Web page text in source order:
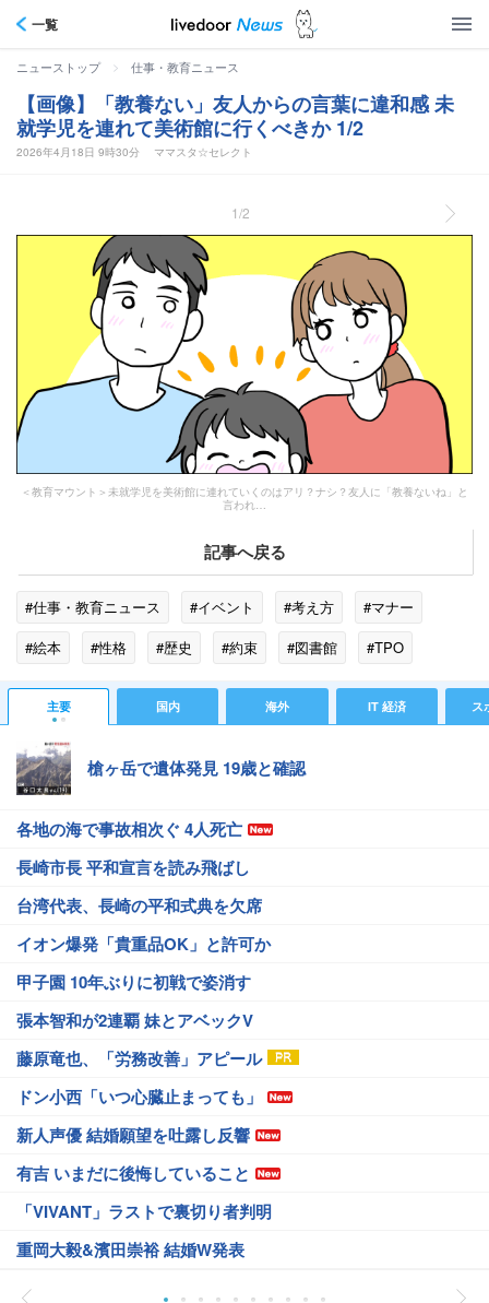
一覧
ニューストップ > 仕事・教育ニュース
【画像】「教養ない」友人からの言葉に違和感 未
就学児を連れて美術館に行くべきか 1/2
2026年4月18日 9時30分 ママスタ☆セレクト
1/2
＜教育マウント＞未就学児を美術館に連れていくのはアリ？ナシ？友人に「教養ないね」と
言われ…
記事へ戻る
#仕事・教育ニュース #イベント #考え方
#マナー
#絵本
#性格 #歴史 #約束 #図書館
#TPO
#絵画
#水族館 #動物園
主要 国内 海外 IT 経済 ス
槍ヶ岳で遺体発見 19歳と確認
各地の海で事故相次ぐ 4人死亡
長崎市長 平和宣言を読み飛ばし
台湾代表、長崎の平和式典を欠席
イオン爆発「貴重品OK」と許可か
甲子園 10年ぶりに初戦で姿消す
張本智和が2連覇 妹とアベックV
藤原竜也、「労務改善」アピール
ドン小西「いつ心臓止まっても」
新人声優 結婚願望を吐露し反響
有吉 いまだに後悔していること
「VIVANT」ラストで裏切り者判明
重岡大毅&濱田崇裕 結婚W発表